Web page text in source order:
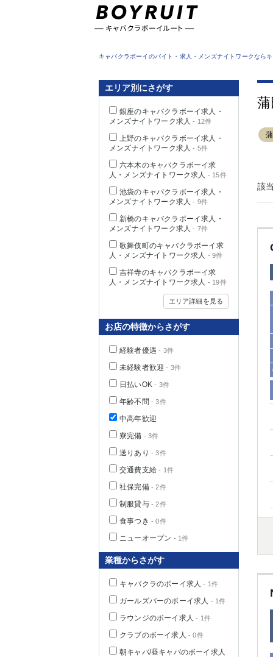
キャバクラボーイのバイト・求人・メンズナイトワークなら
該
エリア別にさがす
銀座のキャバクラボーイ求人・
メンズナイトワーク求人 - 12件
上野のキャバクラボーイ求人・
メンズナイトワーク求人 - 5件
六本木のキャバクラボーイ求
人・メンズナイトワーク求人 - 15件
池袋のキャバクラボーイ求人・
メンズナイトワーク求人 - 9件
新橋のキャバクラボーイ求人・
メンズナイトワーク求人 - 7件
歌舞伎町のキャバクラボーイ求
人・メンズナイトワーク求人 - 9件
吉祥寺のキャバクラボーイ求
人・メンズナイトワーク求人 - 19件
エリア詳細を見る
お店の特徴からさがす
経験者優遇 - 3件
未経験者歓迎 - 3件
日払いOK - 3件
年齢不問 - 3件
中高年歓迎
寮完備 - 3件
送りあり - 3件
交通費支給 - 1件
社保完備- 2件
制服貸与- 2件
食事つき - 0件
ニューオープン - 1件
業種からさがす
キャバクラのボーイ求人 - 1件
ガールズバーのボーイ求人 - 1件
ラウンジのボーイ求人 - 1件
クラブのボーイ求人 - 0件
朝キャバ/昼キャバのボーイ求人
東京都
千葉県